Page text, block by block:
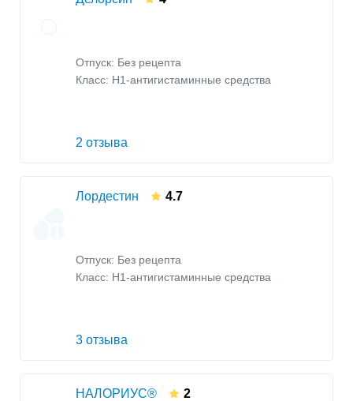
Отпуск: Без рецепта
Класс: H1-антигистаминные средства
2 отзыва
Лордестин 4.7
Отпуск: Без рецепта
Класс: H1-антигистаминные средства
3 отзыва
НАЛОРИУС® 2